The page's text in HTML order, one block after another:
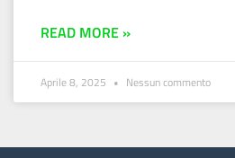
READ MORE »
Aprile 8, 2025 Nessun commento